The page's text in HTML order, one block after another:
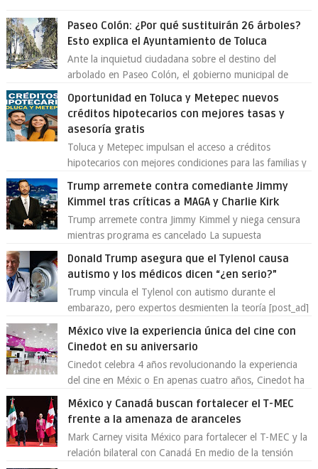
Paseo Colón: ¿Por qué sustituirán 26 árboles?
Esto explica el Ayuntamiento de Toluca
Ante la inquietud ciudadana sobre el destino del
arbolado en Paseo Colón, el gobierno municipal de
Oportunidad en Toluca y Metepec nuevos
créditos hipotecarios con mejores tasas y
asesoría gratis
Toluca y Metepec impulsan el acceso a créditos
hipotecarios con mejores condiciones para las familias y
Trump arremete contra comediante Jimmy
Kimmel tras críticas a MAGA y Charlie Kirk
Trump arremete contra Jimmy Kimmel y niega censura
mientras programa es cancelado La supuesta
Donald Trump asegura que el Tylenol causa
autismo y los médicos dicen “¿en serio?”
Trump vincula el Tylenol con autismo durante el
embarazo, pero expertos desmienten la teoría [post_ad]
México vive la experiencia única del cine con
Cinedot en su aniversario
Cinedot celebra 4 años revolucionando la experiencia
del cine en Méxic o En apenas cuatro años, Cinedot ha
México y Canadá buscan fortalecer el T-MEC
frente a la amenaza de aranceles
Mark Carney visita México para fortalecer el T-MEC y la
relación bilateral con Canadá En medio de la tensión